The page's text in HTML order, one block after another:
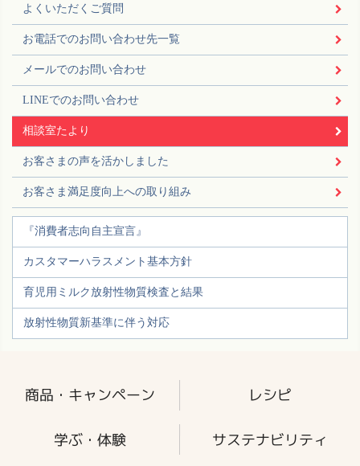
よくいただくご質問
お電話でのお問い合わせ先一覧
メールでのお問い合わせ
LINEでのお問い合わせ
相談室たより
お客さまの声を活かしました
お客さま満足度向上への取り組み
『消費者志向自主宣言』
カスタマーハラスメント基本方針
育児用ミルク放射性物質検査と結果
放射性物質新基準に伴う対応
商品・キャンペーン レシピ
学ぶ・体験 サステナビリティ